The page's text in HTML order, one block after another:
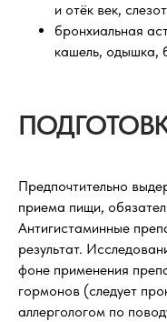
и отёк век,
бронхиальная
кашель, одышка,
Предпочтительно
приема пищи,
Антигистаминные
результат.
фоне применения
гормонов (следует
аллергологом по